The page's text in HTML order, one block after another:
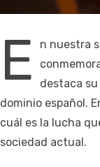
E
n nuestra
destaca
dominio español.
cuál es la lucha
sociedad actual.